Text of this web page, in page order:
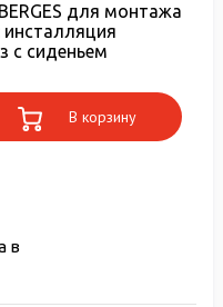
для монтажа
инсталляция
с сиденьем
В корзину
в